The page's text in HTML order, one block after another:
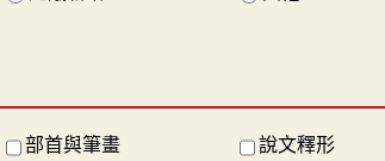
部首與筆畫 說文釋形